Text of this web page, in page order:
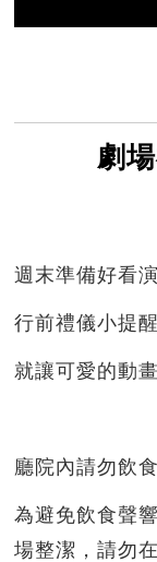
劇
週末準備好看
行前禮儀小提醒
就讓可愛的動
廳院內請勿飲食
為避免飲食聲
場整潔，請勿